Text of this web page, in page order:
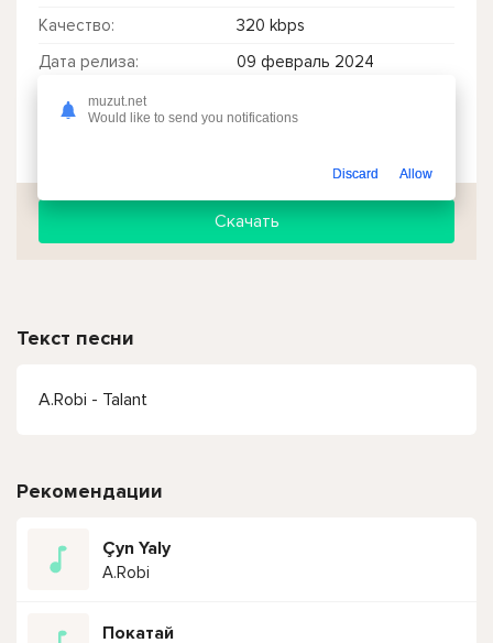
Качество:
320 kbps
Дата релиза:
09 февраль 2024
Скачать
Текст песни
A.Robi - Talant
Рекомендации
Çyn Yaly
A.Robi
Покатай
muzut.net
Would like to send you notifications
Discard Allow